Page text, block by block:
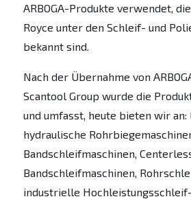
ARBOGA-Produkte verwendet,
Royce unter den Schleif- und
bekannt sind.
Nach der Übernahme von
Scantool Group wurde die
und umfasst, heute bieten wir an:
hydraulische
Bandschleifmaschinen,
Bandschleifmaschinen,
industrielle